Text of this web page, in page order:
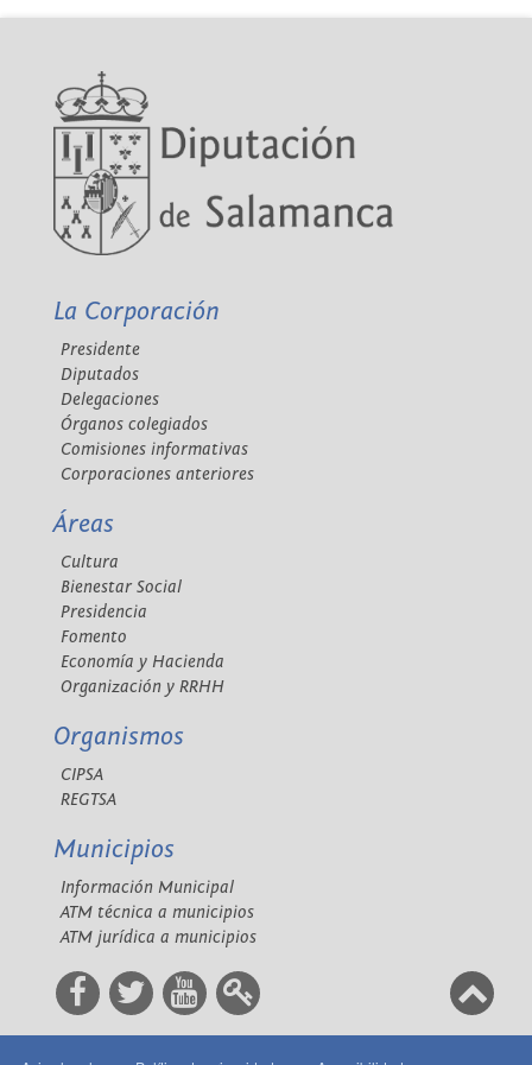
La Corporación
Presidente
Diputados
Delegaciones
Órganos colegiados
Comisiones informativas
Corporaciones anteriores
Áreas
Cultura
Bienestar Social
Presidencia
Fomento
Economía y Hacienda
Organización y RRHH
Organismos
CIPSA
REGTSA
Municipios
Información Municipal
ATM técnica a municipios
ATM jurídica a municipios